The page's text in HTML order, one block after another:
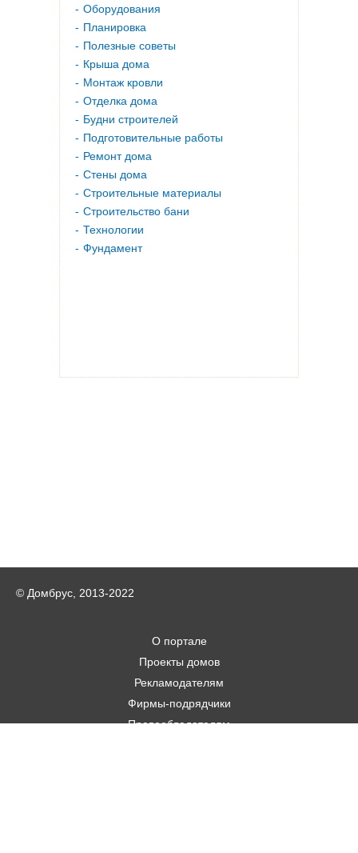
Оборудования
Планировка
Полезные советы
Крыша дома
Монтаж кровли
Отделка дома
Будни строителей
Подготовительные работы
Ремонт дома
Стены дома
Строительные материалы
Строительство бани
Технологии
Фундамент
© Домбрус, 2013-2022
О портале
Проекты домов
Рекламодателям
Фирмы-подрядчики
Правообладателям